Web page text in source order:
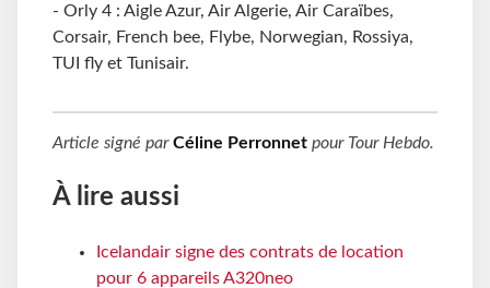
- Orly 4 : Aigle Azur, Air Algerie, Air Caraïbes,
Corsair, French bee, Flybe, Norwegian, Rossiya,
TUI fly et Tunisair.
Article signé parCéline Perronnet pour Tour Hebdo.
À lire aussi
Icelandair signe des contrats de location
pour 6 appareils A320neo